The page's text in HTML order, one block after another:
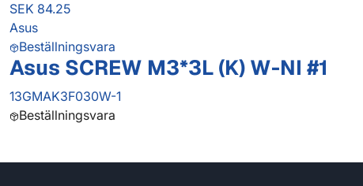
SEK 84.25
Asus
Beställningsvara
Asus SCREW M3*3L (K) W-NI #1
13GMAK3F030W-1
Beställningsvara